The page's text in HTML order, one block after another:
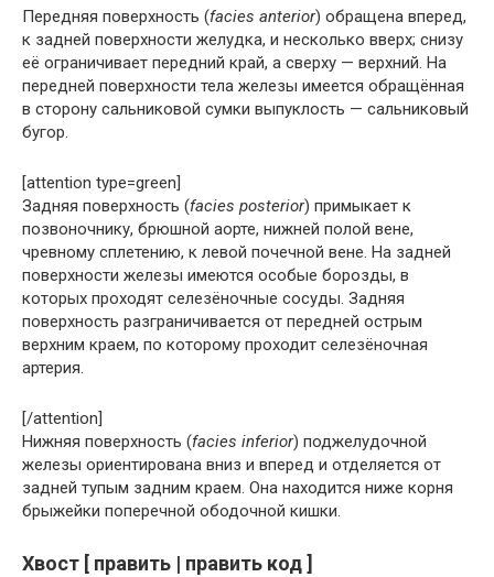
Передняя поверхность (facies anterior) обращена вперед,
к задней поверхности желудка, и несколько вверх; снизу
её ограничивает передний край, а сверху — верхний. На
передней поверхности тела железы имеется обращённая
в сторону сальниковой сумки выпуклость — сальниковый
бугор.
[attention type=green]
Задняя поверхность (facies posterior) примыкает к
позвоночнику, брюшной аорте, нижней полой вене,
чревному сплетению, к левой почечной вене. На задней
поверхности железы имеются особые борозды, в
которых проходят селезёночные сосуды. Задняя
поверхность разграничивается от передней острым
верхним краем, по которому проходит селезёночная
артерия.
[/attention]
Нижняя поверхность (facies inferior) поджелудочной
железы ориентирована вниз и вперед и отделяется от
задней тупым задним краем. Она находится ниже корня
брыжейки поперечной ободочной кишки.
Хвост [ править | править код ]